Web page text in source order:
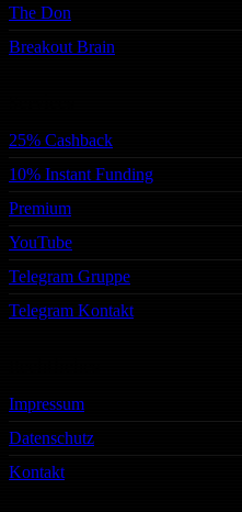
The Don
Breakout Brain
25% Cashback
10% Instant Funding
Premium
YouTube
Telegram Gruppe
Telegram Kontakt
Impressum
Datenschutz
Kontakt